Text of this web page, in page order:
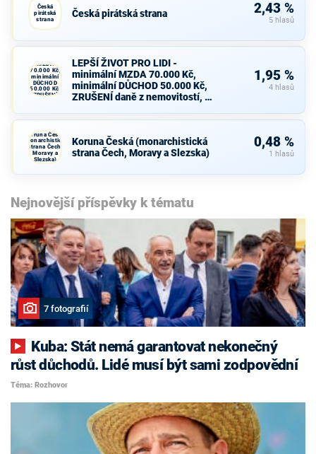
Česká
pirátská
strana
Česká pirátská strana 2,43 %
5 hlasů
LEPŠÍ ŽIVOT
MZDA
70.000 Kč,
minimální
DŮCHOD
50.000 Kč,
ZRUŠENÍ
LEPŠÍ ŽIVOT PRO LIDI -
minimální MZDA 70.000 Kč,
minimální DŮCHOD 50.000 Kč,
ZRUŠENÍ daně z nemovitostí, …
1,95 %
4 hlasů
Koruna Česká
(monarchistická
strana Čech,
Moravy a
Slezska)
Koruna Česká (monarchistická
strana Čech, Moravy a Slezska)
0,48 %
1 hlasů
Nejnovější příspěvky k tématu
7 fotografií
růst důchodů. Lidé musí být sami zodpovědní
Téma: Rozhovor